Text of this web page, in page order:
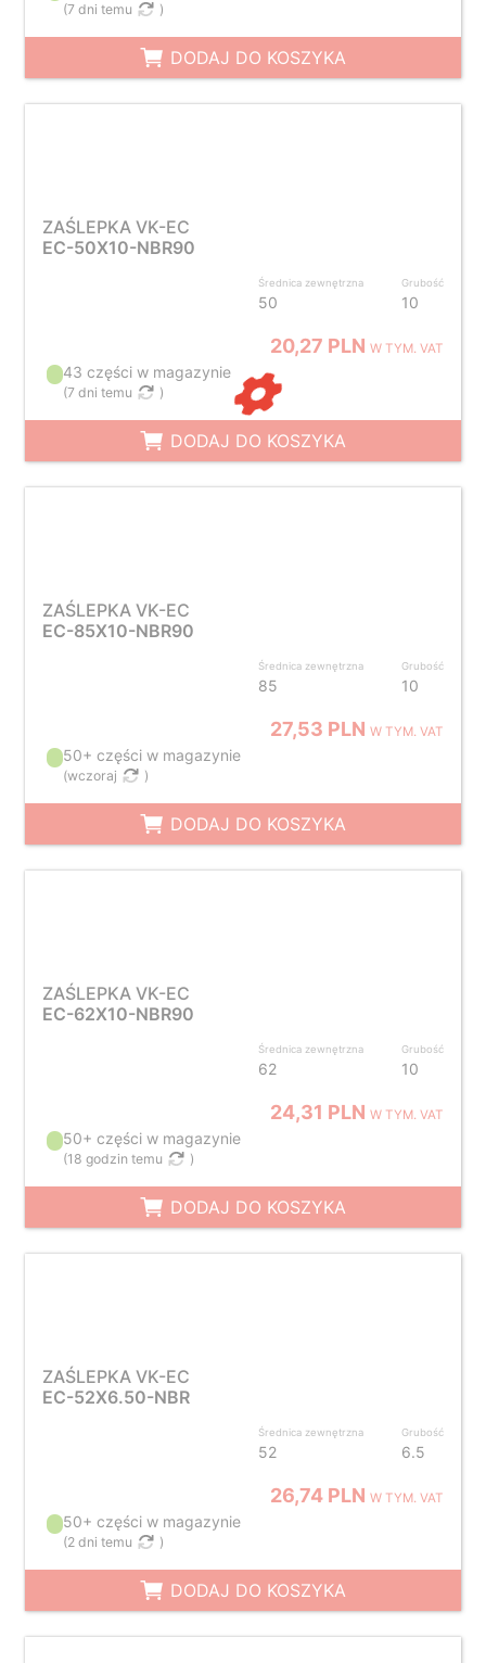
(7 dni temu )
DODAJ DO KOSZYKA
ZAŚLEPKA VK-EC
EC-50X10-NBR90
Średnica zewnętrzna
50
Grubość
10
20,27 PLNW TYM. VAT
43 części w magazynie
(7 dni temu )
DODAJ DO KOSZYKA
ZAŚLEPKA VK-EC
EC-85X10-NBR90
Średnica zewnętrzna
85
Grubość
10
27,53 PLNW TYM. VAT
50+ części w magazynie
(wczoraj )
DODAJ DO KOSZYKA
ZAŚLEPKA VK-EC
EC-62X10-NBR90
Średnica zewnętrzna
62
Grubość
10
24,31 PLNW TYM. VAT
50+ części w magazynie
(18 godzin temu )
DODAJ DO KOSZYKA
ZAŚLEPKA VK-EC
EC-52X6.50-NBR
Średnica zewnętrzna
52
Grubość
6.5
26,74 PLNW TYM. VAT
50+ części w magazynie
(2 dni temu )
DODAJ DO KOSZYKA